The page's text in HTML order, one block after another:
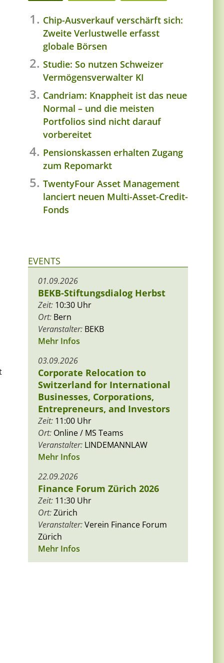
Chip-Ausverkauf verschärft sich:
Zweite Verlustwelle erfasst
globale Börsen
Studie: So nutzen Schweizer
Vermögensverwalter KI
Candriam: Knappheit ist das neue
Normal – und die meisten
Portfolios sind nicht darauf
vorbereitet
Pensionskassen erhalten Zugang
zum Repomarkt
TwentyFour Asset Management
lanciert neuen Multi-Asset-Credit-
Fonds
EVENTS
01.09.2026
BEKB-Stiftungsdialog Herbst
Zeit: 10:30 Uhr
Ort: Bern
Veranstalter: BEKB
Mehr Infos
03.09.2026
Corporate Relocation to
Switzerland for International
Businesses, Corporations,
Entrepreneurs, and Investors
Zeit: 11:00 Uhr
Ort: Online / MS Teams
Veranstalter: LINDEMANNLAW
Mehr Infos
22.09.2026
Finance Forum Zürich 2026
Zeit: 11:30 Uhr
Ort:Zürich
Veranstalter:Verein Finance Forum
Zürich
Mehr Infos